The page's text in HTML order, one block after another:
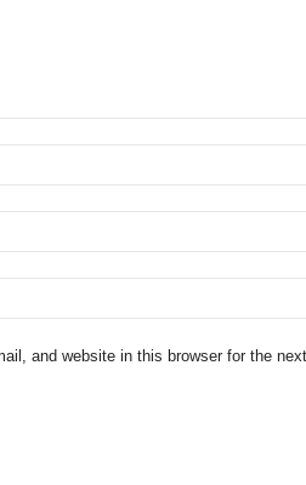
and website in this browser for the